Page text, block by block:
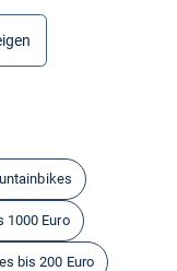
1000 Euro
bis 200 Euro